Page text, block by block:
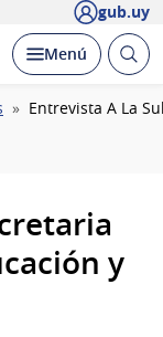
gub.uy
Desplegar
Menú Abrir
Entrevista A La
y